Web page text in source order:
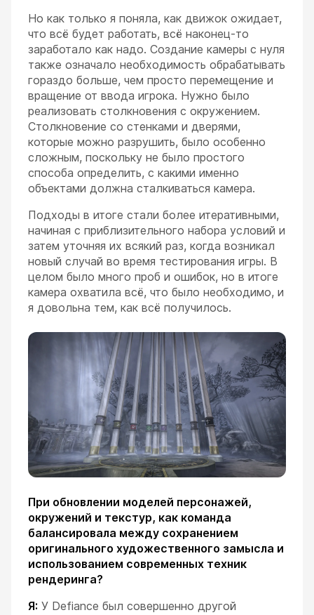
Но как только я поняла, как движок ожидает,
что всё будет работать, всё наконец-то
заработало как надо. Создание камеры с нуля
также означало необходимость обрабатывать
гораздо больше, чем просто перемещение и
вращение от ввода игрока. Нужно было
реализовать столкновения с окружением.
Столкновение со стенками и дверями,
которые можно разрушить, было особенно
сложным, поскольку не было простого
способа определить, с какими именно
объектами должна сталкиваться камера.
Подходы в итоге стали более итеративными,
начиная с приблизительного набора условий и
затем уточняя их всякий раз, когда возникал
новый случай во время тестирования игры. В
целом было много проб и ошибок, но в итоге
камера охватила всё, что было необходимо, и
я довольна тем, как всё получилось.
При обновлении моделей персонажей,
окружений и текстур, как команда
балансировала между сохранением
оригинального художественного замысла и
использованием современных техник
рендеринга?
Я: У Defiance был совершенно другой